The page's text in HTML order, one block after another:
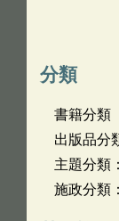
分類
書籍分類
出版品分
主題分類
施政分類